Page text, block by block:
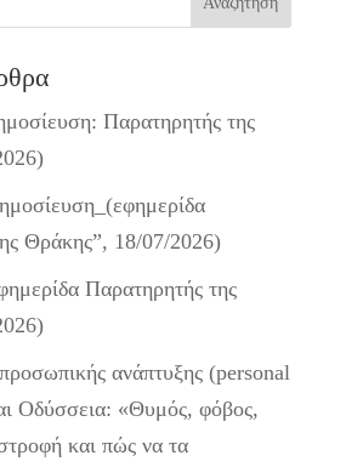
Παρατηρητής της
Θράκης”, 18/07/2026)
Παρατηρητής της
ανάπτυξης (personal
Οδύσσεια: «Θυμός, φόβος,
και πώς να τα